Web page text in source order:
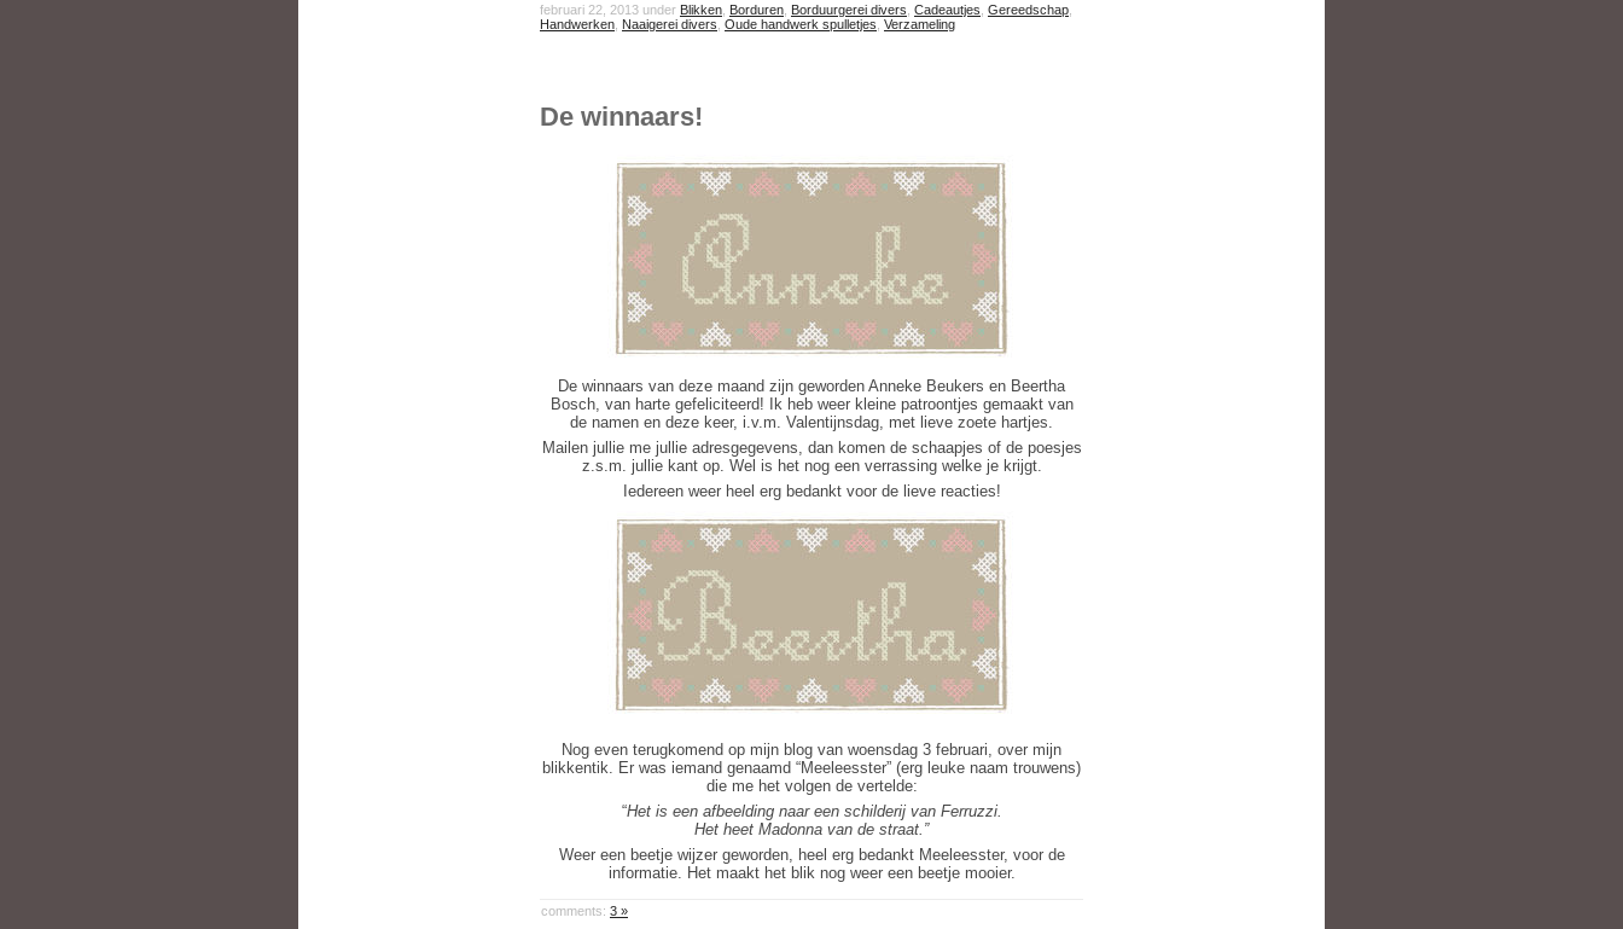
februari 22, 2013 under Blikken Borduren Borduurgerei divers Cadeautjes Gereedschap
Handwerken Naaigerei divers Oude handwerk spulletjes Verzameling
De winnaars!
De winnaars van deze maand zijn geworden Anneke Beukers en Beertha
Bosch, van harte gefeliciteerd! Ik heb weer kleine patroontjes gemaakt van
de namen en deze keer, i.v.m. Valentijnsdag, met lieve zoete hartjes.
Mailen jullie me jullie adresgegevens, dan komen de schaapjes of de poesjes
z.s.m. jullie kant op. Wel is het nog een verrassing welke je krijgt.
Iedereen weer heel erg bedankt voor de lieve reacties!
Nog even terugkomend op mijn blog van woensdag 3 februari, over mijn
blikkentik. Er was iemand genaamd “Meeleesster” (erg leuke naam trouwens)
die me het volgen de vertelde:
“Het is een afbeelding naar een schilderij van Ferruzzi.
Het heet Madonna van de straat.”
Weer een beetje wijzer geworden, heel erg bedankt Meeleesster, voor de
informatie. Het maakt het blik nog weer een beetje mooier.
comments: 3 »